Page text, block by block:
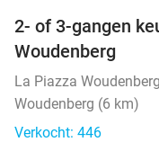
2- of 3-gangen
Woudenberg
La Piazza Woudenberg
Woudenberg (6 km)
Verkocht: 446